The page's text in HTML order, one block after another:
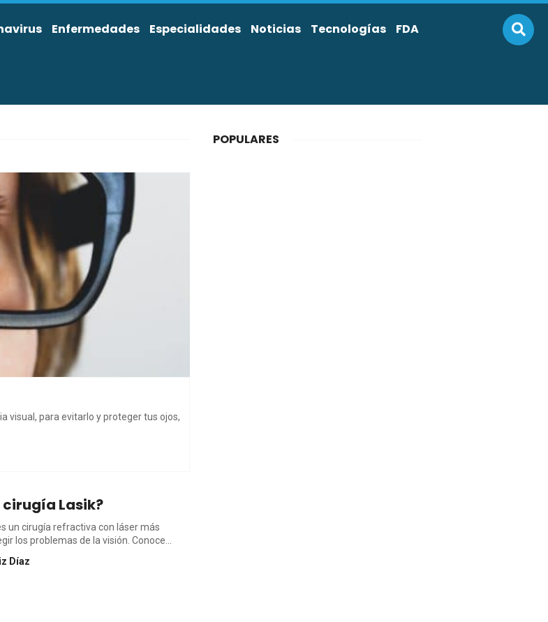
Enfermedades Especialidades Noticias Tecnologías FDA
visual, para evitarlo y proteger tus ojos,
cirugía Lasik?
un cirugía refractiva con láser más
los problemas de la visión. Conoce...
Díaz
POPULARES